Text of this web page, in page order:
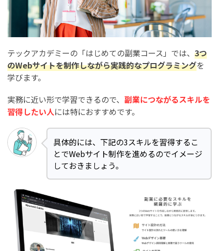
テックアカデミーの「はじめての副業コース」では、 3つ
のWebサイトを制作しながら実践的なプログラミングを
学びます。
実務に近い形で学習できるので、 副業につながるスキルを
習得したい人には特におすすめです。
具体的には、下記の3スキルを習得するこ
とでWebサイト制作を進めるのでイメージ
しておきましょう。